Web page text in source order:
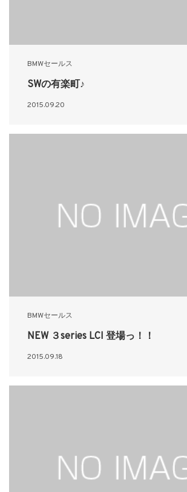
BMWセールス
SWの有楽町♪
2015.09.20
BMWセールス
NEW ３series LCI 登場っ！！
2015.09.18